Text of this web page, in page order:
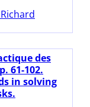
des
61-102.
in solving